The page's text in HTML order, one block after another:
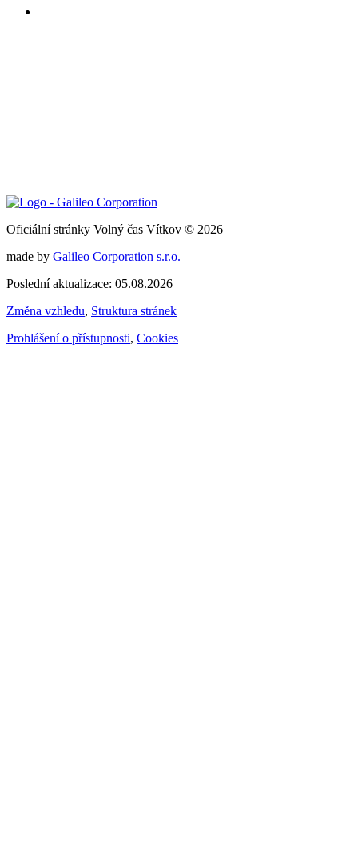
Oficiální stránky Volný čas Vítkov © 2026
made by Galileo Corporation s.r.o.
Poslední aktualizace: 05.08.2026
Změna vzhledu, Struktura stránek
Prohlášení o přístupnosti, Cookies